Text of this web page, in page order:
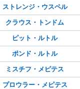
ストレンジ・ウスペル
クラウス・トンドム
ピット・ルトル
ポンド・ルトル
ミスチフ・メピテス
プロウラー・メピテス